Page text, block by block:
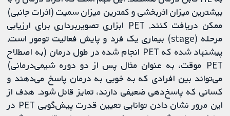
بیشترین میزان اثربخشی و کمترین میزان سمیت (اثرات جانبی)
ممکن دریافت کنند. PET ابزاری تصویربرداری برای ارزیابی
مرحله (stage) بیماری یک فرد و پایش فعالیت تومور است.
پیشنهاد شده که PET انجام شده در طول درمان (به اصطلاح
PET موقت، به عنوان مثال پس از دو دوره شیمی‌درمانی)
می‌تواند بین افرادی که به خوبی به درمان پاسخ می‌دهند و
کسانی که پاسخ‌دهی ضعیفی دارند، تمایز قائل شود. هدف از
این مرور نشان دادن توانایی تعیین قدرت پیش‌گویی PET در